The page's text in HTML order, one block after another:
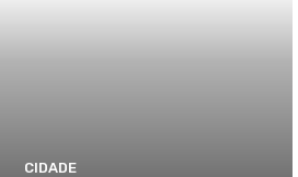
CIDADE